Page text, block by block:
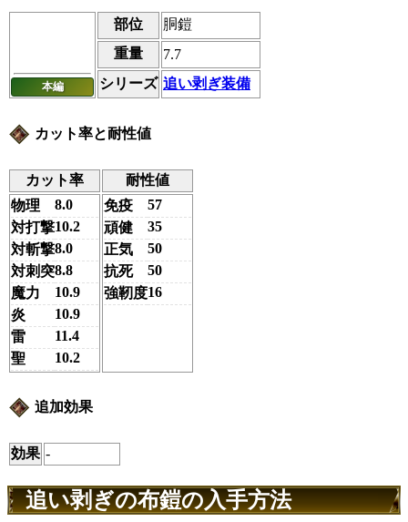
本編
部位
胴鎧
重量
7.7
シリーズ 追い剥ぎ装備
カット率と耐性値
カット率
耐性値
物理
8.0
対打撃10.2
対斬撃8.0
対刺突8.8
魔力
10.9
炎
10.9
雷
11.4
聖
10.2
免疫
57
頑健
35
正気
50
抗死
50
強靭度16
追加効果
効果 -
追い剥ぎの布鎧の入手方法